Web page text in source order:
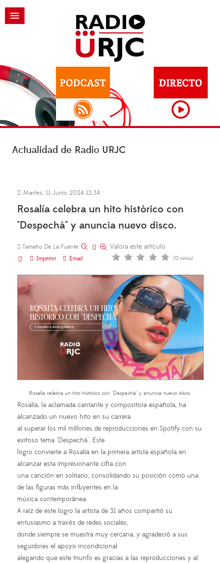
Actualidad de Radio URJC
Martes, 11 Junio 2024 12:34
Rosalía celebra un hito histórico con
"Despechá" y anuncia nuevo disco.
Tamaño De La Fuente
Imprimir
Email
Valora este artículo
(0 votos)
Rosalía celebra un hito histórico con "Despechá" y anuncia nuevo disco.
Rosalía, la aclamada cantante y compositora española, ha
alcanzado un nuevo hito en su carrera
al superar los mil millones de reproducciones en Spotify con su
exitoso tema "Despechá". Este
logro convierte a Rosalía en la primera artista española en
alcanzar esta impresionante cifra con
una canción en solitario, consolidando su posición como una
de las figuras más influyentes en la
música contemporánea.
A raíz de este logro la artista de 31 años compartió su
entusiasmo a través de redes sociales,
donde siempre se muestra muy cercana, y agradeció a sus
seguidores el apoyo incondicional
alegando que este triunfo es gracias a las reproducciones y al